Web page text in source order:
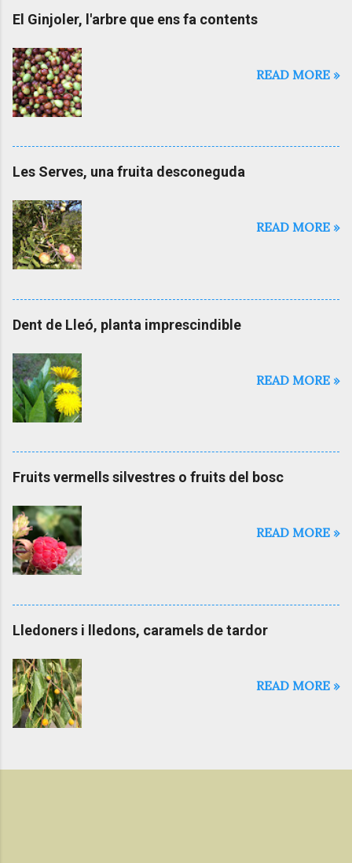
c
u
n
c
o
m
n
a
i
a
l
'
e
t
r
d
a
El Ginjoler, l'arbre que ens fa contents
READ MORE »
Les Serves, una fruita desconeguda
READ MORE »
Dent de Lleó, planta imprescindible
READ MORE »
Fruits vermells silvestres o fruits del bosc
READ MORE »
Lledoners i lledons, caramels de tardor
READ MORE »